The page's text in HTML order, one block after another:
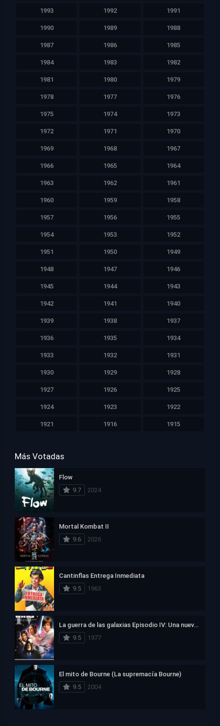
1993 1992 1991
1990 1989 1988
1987 1986 1985
1984 1983 1982
1981 1980 1979
1978 1977 1976
1975 1974 1973
1972 1971 1970
1969 1968 1967
1966 1965 1964
1963 1962 1961
1960 1959 1958
1957 1956 1955
1954 1953 1952
1951 1950 1949
1948 1947 1946
1945 1944 1943
1942 1941 1940
1939 1938 1937
1936 1935 1934
1933 1932 1931
1930 1929 1928
1927 1926 1925
1924 1923 1922
1921 1916 1915
Más Votadas
Flow
9.7
2024
Mortal Kombat II
9.6
2026
Cantinflas Entrega Inmediata
9.5
1963
La guerra de las galaxias Episodio IV: Una nueva esperanza
9.5
1977
El mito de Bourne (La supremacía Bourne)
9.5
2004